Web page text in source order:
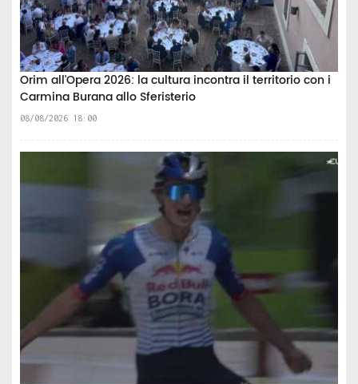
Orim all'Opera 2026: la cultura incontra il territorio con i
Carmina Burana allo Sferisterio
08/08/2026 18:00